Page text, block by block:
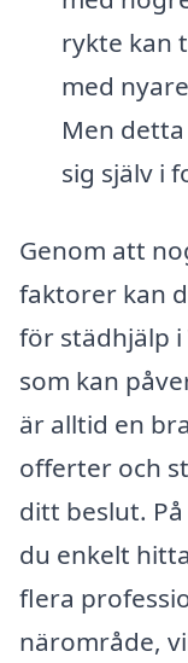
rykte kan
med
Men
sig själv i
Genom att
faktorer kan
för städhjälp i
som kan
är alltid en
offerter och
ditt beslut. På
du enkelt
flera
närområde,